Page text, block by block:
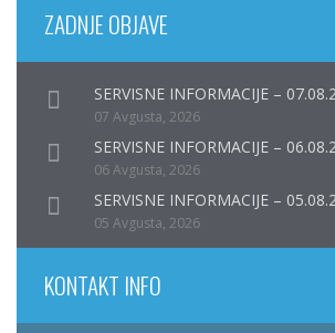
ZADNJE OBJAVE
SERVISNE INFORMACIJE –
07 Avgusta, 2026
SERVISNE INFORMACIJE –
06 Avgusta, 2026
SERVISNE INFORMACIJE –
05 Avgusta, 2026
KONTAKT INFO